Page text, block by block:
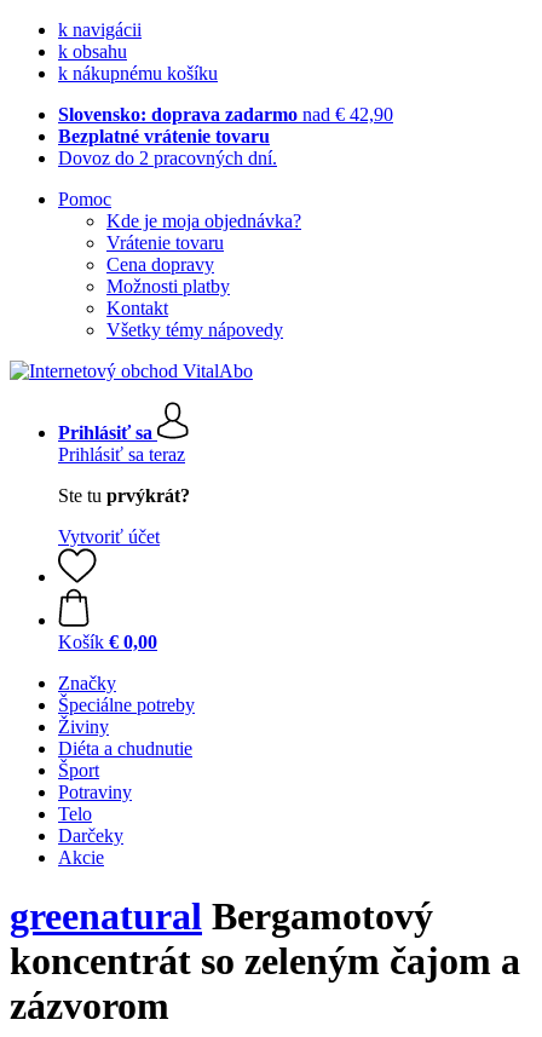
k navigácii
k obsahu
k nákupnému košíku
Slovensko: doprava zadarmo nad € 42,90
Bezplatné vrátenie tovaru
Dovoz do 2 pracovných dní.
Pomoc
Kde je moja objednávka?
Vrátenie tovaru
Cena dopravy
Možnosti platby
Kontakt
Všetky témy nápovedy
Prihlásiť sa
Prihlásiť sa teraz
Ste tu prvýkrát?
Vytvoriť účet
Košík € 0,00
Značky
Špeciálne potreby
Živiny
Diéta a chudnutie
Šport
Potraviny
Telo
Darčeky
Akcie
greenatural Bergamotový
koncentrát so zeleným čajom a
zázvorom